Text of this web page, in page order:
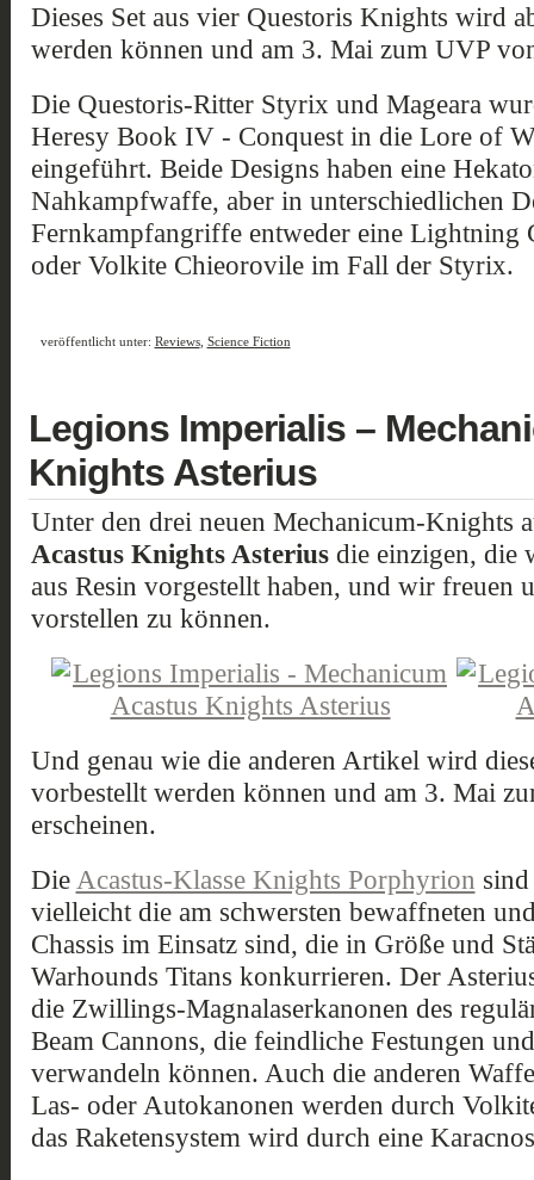
Dieses Set aus vier Questoris Knights wird
werden können und am 3. Mai zum UVP
Die Questoris-Ritter Styrix und Mageara
Heresy Book IV - Conquest in die Lore of
eingeführt. Beide Designs haben eine
Nahkampfwaffe, aber in unterschiedlichen
Fernkampfangriffe entweder eine Lightning
oder Volkite Chieorovile im Fall der Styrix.
veröffentlicht unter: Reviews, Science Fiction
Legions Imperialis –
Knights Asterius
Unter den drei neuen Mechanicum-Knights
Acastus Knights Asteriusdie einzigen, die
aus Resin vorgestellt haben, und wir freuen
vorstellen zu können.
Und genau wie die anderen Artikel wird
vorbestellt werden können und am 3. Mai
erscheinen.
Die Acastus-Klasse Knights Porphyrion
vielleicht die am schwersten bewaffneten
Chassis im Einsatz sind, die in Größe und
Warhounds Titans konkurrieren. Der
die Zwillings-Magnalaserkanonen des
Beam Cannons, die feindliche Festungen
verwandeln können. Auch die anderen
Las- oder Autokanonen werden durch
das Raketensystem wird durch eine